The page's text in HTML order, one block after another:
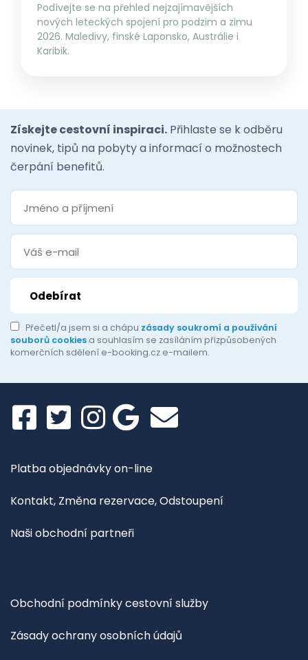
Podívejte se na přehled nejzajímavějších
nových leteckých spojení pro podzim a zimu
2026. Maledivy, finské Laponsko, Austrálie i
Karibik.
Získejte cestovní inspiraci. Přihlaste se k odběru
novinek, tipů na pobyty a informací o možnostech
čerpání benefitů.
Přečetl/a jsem si a chápu zásady soukromí a používání
souborů cookies a souhlasím se zasíláním přizpůsobených
komerčních sdělení e-booking.cz e-mailem.
Platba objednávky on-line
Kontakt, Změna rezervace, Odstoupení
Naši obchodní partneři
Obchodní podmínky cestovní služby
Zásady ochrany osobních údajů